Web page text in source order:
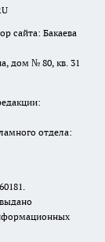
сайта: Бакаева
дом № 80, кв. 31
отдела: